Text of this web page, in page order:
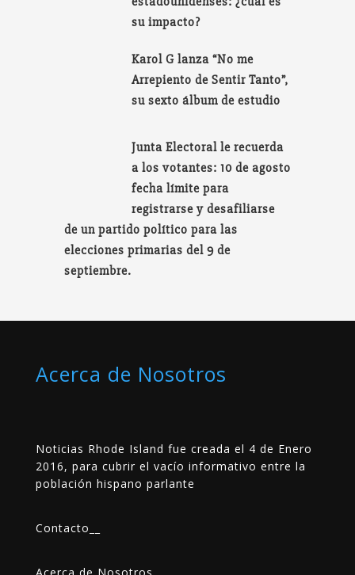
su impacto?
Karol G lanza “No me
Arrepiento de Sentir Tanto”,
su sexto álbum de estudio
Junta Electoral le recuerda
a los votantes: 10 de agosto
fecha límite para
registrarse y desafiliarse
de un partido político para las
elecciones primarias del 9 de
septiembre.
Acerca de Nosotros
Noticias Rhode Island fue creada el 4 de Enero
2016, para cubrir el vacío informativo entre la
población hispano parlante
Contacto